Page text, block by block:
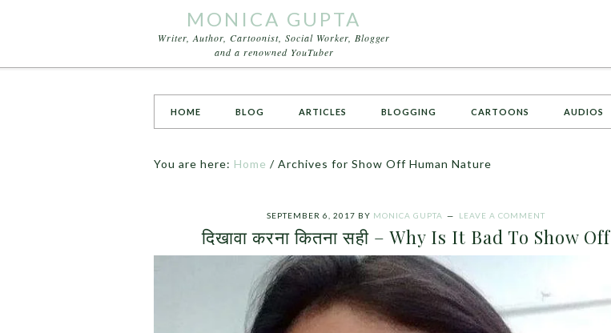
MONICA GUPTA
Writer, Author, Cartoonist, Social Worker, Blogger
and a renowned YouTuber
HOME BLOG ARTICLES BLOGGING CARTOONS AUDIOS
You are here: Home / Archives for Show Off Human Nature
SEPTEMBER 6, 2017 BY MONICA GUPTA LEAVE A COMMENT
दिखावा करना कितना सही – Why Is It Bad To Show Off